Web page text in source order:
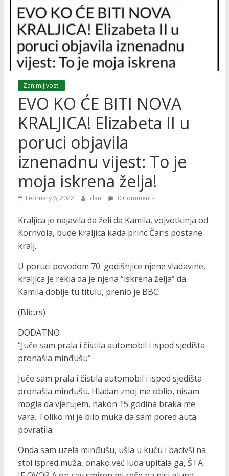
Zanimljivosti
EVO KO ĆE BITI NOVA
KRALJICA! Elizabeta II u
poruci objavila
iznenadnu vijest: To je
moja iskrena želja!
February 6, 2022 dan 0 Comments
Kraljica je najavila da želi da Kamila, vojvotkinja od
Kornvola, bude kraljica kada princ Čarls postane
kralj.
U poruci povodom 70. godišnjice njene vladavine,
kraljica je rekla da je njena “iskrena želja” da
Kamila dobije tu titulu, prenio je BBC.
(Blic.rs)
DODATNO
“Juče sam prala i čistila automobil i ispod sjedišta
pronašla minđušu”
Juče sam prala i čistila automobil i ispod sjedišta
pronašla minđušu. Hladan znoj me oblio, nisam
mogla da vjerujem, nakon 15 godina braka me
vara. Toliko mi je bilo muka da sam pored auta
povratila.
Onda sam uzela minđušu, ušla u kuću i bacivši na
stol ispred muža, onako već luda upitala ga, ŠTA